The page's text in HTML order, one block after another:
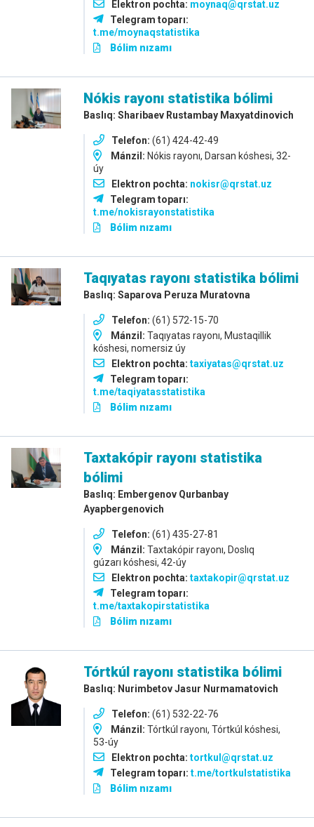
Elektron pochta: moynaq@qrstat.uz
Telegram toparı:
t.me/moynaqstatistika
Bólim nızamı
Nókis rayonı statistika bólimi
Baslıq: Sharibaev Rustambay Maxyatdinovich
Telefon: (61) 424-42-49
Mánzil: Nókis rayonı, Darsan kóshesi, 32-
úy
Elektron pochta: nokisr@qrstat.uz
Telegram toparı:
t.me/nokisrayonstatistika
Bólim nızamı
Taqıyatas rayonı statistika bólimi
Baslıq: Saparova Peruza Muratovna
Telefon: (61) 572-15-70
Mánzil: Taqıyatas rayonı, Mustaqillik
kóshesi, nomersiz úy
Elektron pochta: taxiyatas@qrstat.uz
Telegram toparı:
t.me/taqiyatasstatistika
Bólim nızamı
Taxtakópir rayonı statistika
bólimi
Baslıq: Embergenov Qurbanbay
Ayapbergenovich
Telefon: (61) 435-27-81
Mánzil: Taxtakópir rayonı, Doslıq
gúzarı kóshesi, 42-úy
Elektron pochta: taxtakopir@qrstat.uz
Telegram toparı:
t.me/taxtakopirstatistika
Bólim nızamı
Tórtkúl rayonı statistika bólimi
Baslıq: Nurimbetov Jasur Nurmamatovich
Telefon: (61) 532-22-76
Mánzil: Tórtkúl rayonı, Tórtkúl kóshesi,
53-úy
Elektron pochta: tortkul@qrstat.uz
Telegram toparı: t.me/tortkulstatistika
Bólim nızamı